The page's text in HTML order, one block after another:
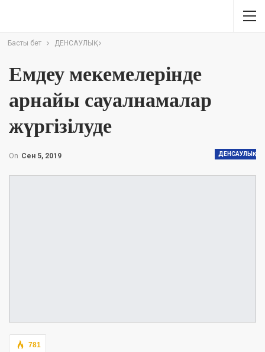
Басты бет ДЕНСАУЛЫҚ
Емдеу мекемелерінде
арнайы сауалнамалар
жүргізілуде
ДЕНСАУЛЫҚ
On Сен 5, 2019
781